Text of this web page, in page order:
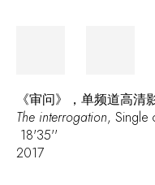
《审问》，单频道高
The interrogation, Single
18'35''
2017